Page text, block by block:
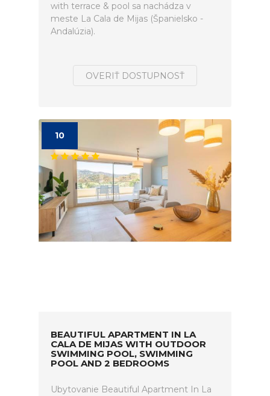
with terrace & pool sa nachádza v
meste La Cala de Mijas (Španielsko -
Andalúzia).
OVERIŤ DOSTUPNOSŤ
10
BEAUTIFUL APARTMENT IN LA
CALA DE MIJAS WITH OUTDOOR
SWIMMING POOL, SWIMMING
POOL AND 2 BEDROOMS
Ubytovanie Beautiful Apartment In La